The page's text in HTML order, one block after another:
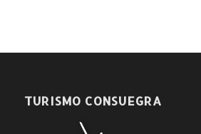
TURISMO CONSUEGRA